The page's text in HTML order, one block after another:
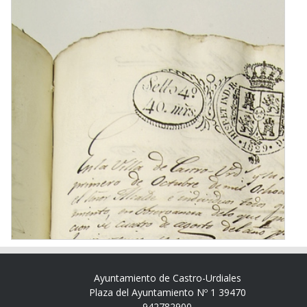
Ayuntamiento de Castro-Urdiales
Plaza del Ayuntamiento Nº 1 39470